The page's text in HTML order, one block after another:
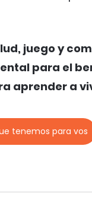
juego y
para el
aprender a
tenemos para vos